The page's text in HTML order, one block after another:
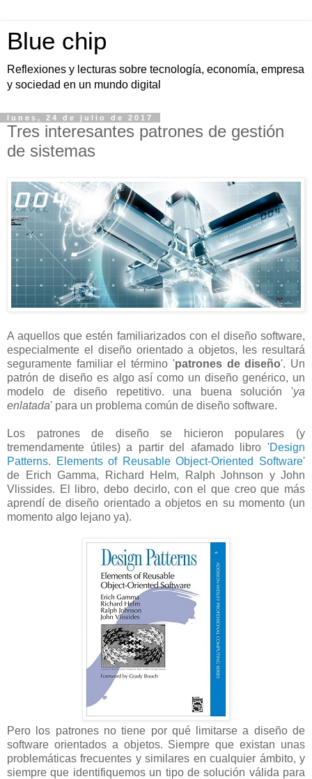
Blue chip
Reflexiones y lecturas sobre tecnología, economía, empresa
y sociedad en un mundo digital
lunes, 24 de julio de 2017
Tres interesantes patrones de gestión
de sistemas
A aquellos que estén familiarizados con el diseño software,
especialmente el diseño orientado a objetos, les resultará
seguramente familiar el término 'patrones de diseño'. Un
patrón de diseño es algo así como un diseño genérico, un
modelo de diseño repetitivo. una buena solución 'ya
enlatada' para un problema común de diseño software.
Los patrones de diseño se hicieron populares (y
tremendamente útiles) a partir del afamado libro 'Design
Patterns. Elements of Reusable Object-Oriented Software'
de Erich Gamma, Richard Helm, Ralph Johnson y John
Vlissides. El libro, debo decirlo, con el que creo que más
aprendí de diseño orientado a objetos en su momento (un
momento algo lejano ya).
Pero los patrones no tiene por qué limitarse a diseño de
software orientados a objetos. Siempre que existan unas
problemáticas frecuentes y similares en cualquier ámbito, y
siempre que identifiquemos un tipo de solución válida para